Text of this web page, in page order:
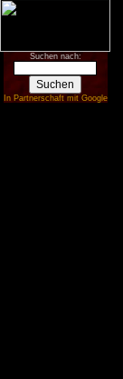
Suchen nach:
In Partnerschaft mit Google